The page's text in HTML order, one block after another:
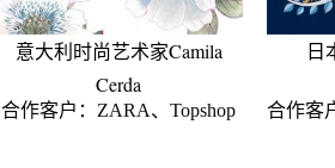
意大利时尚艺术家Camila
Cerda
日
合作客户：ZARA、Topshop 合作客